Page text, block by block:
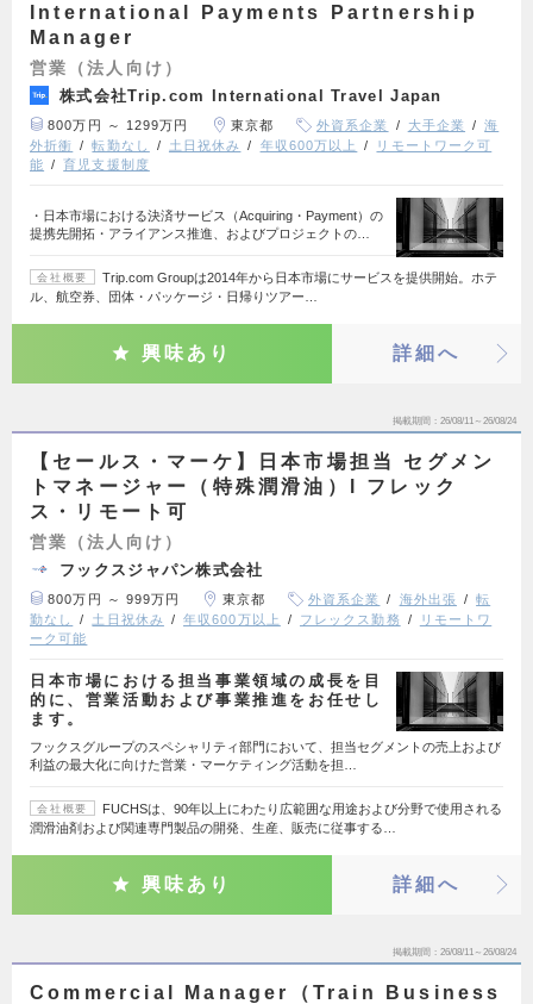
International Payments Partnership
Manager
営業（法人向け）
株式会社Trip.com International Travel Japan
800万円 ～ 1299万円 東京都 外資系企業 大手企業
海
外折衝
転勤なし 土日祝休み 年収600万以上
リモートワーク可
能
育児支援制度
・日本市場における決済サービス（Acquiring・Payment）の
提携先開拓・アライアンス推進、およびプロジェクトの…
会社概要
Trip.com Groupは2014年から日本市場にサービスを提供開始。ホテ
ル、航空券、団体・パッケージ・日帰りツアー…
興味あり 詳細へ
掲載期間 26/08/11～26/08/24
【セールス・マーケ】日本市場担当 セグメン
トマネージャー（特殊潤滑油）l フレック
ス・リモート可
営業（法人向け）
フックスジャパン株式会社
800万円 ～ 999万円 東京都 外資系企業 海外出張
転
勤なし
土日祝休み 年収600万以上 フレックス勤務
リモートワ
ーク可能
日本市場における担当事業領域の成長を目
的に、営業活動および事業推進をお任せし
ます。
フックスグループのスペシャリティ部門において、担当セグメントの売上および
利益の最大化に向けた営業・マーケティング活動を担…
会社概要
FUCHSは、90年以上にわたり広範囲な用途および分野で使用される
潤滑油剤および関連専門製品の開発、生産、販売に従事する…
興味あり 詳細へ
掲載期間 26/08/11～26/08/24
Commercial Manager（Train Business